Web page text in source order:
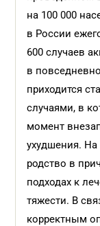
на 100 000
в России
600 случаев
в
приходится
случаями, в
момент
ухудшения.
родство в
подходах к
тяжести. В
корректным